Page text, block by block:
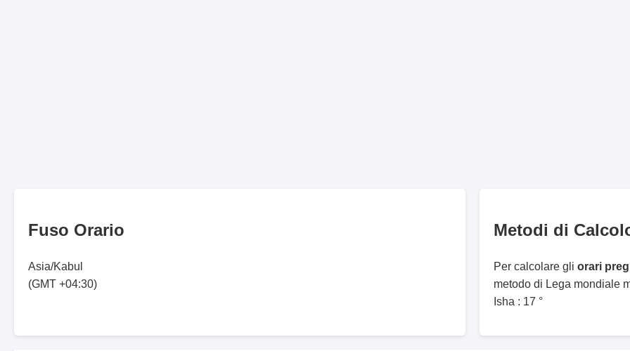
Fuso Orario
Asia/Kabul
(GMT +04:30)
Metodi di
Per calcolare gli orari
metodo di Lega mondiale
Isha : 17 °